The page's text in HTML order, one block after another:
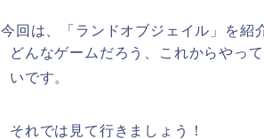
今回は、「ランドオブジェイル」を紹
どんなゲームだろう、これからやっ
いです。
それでは見て行きましょう！